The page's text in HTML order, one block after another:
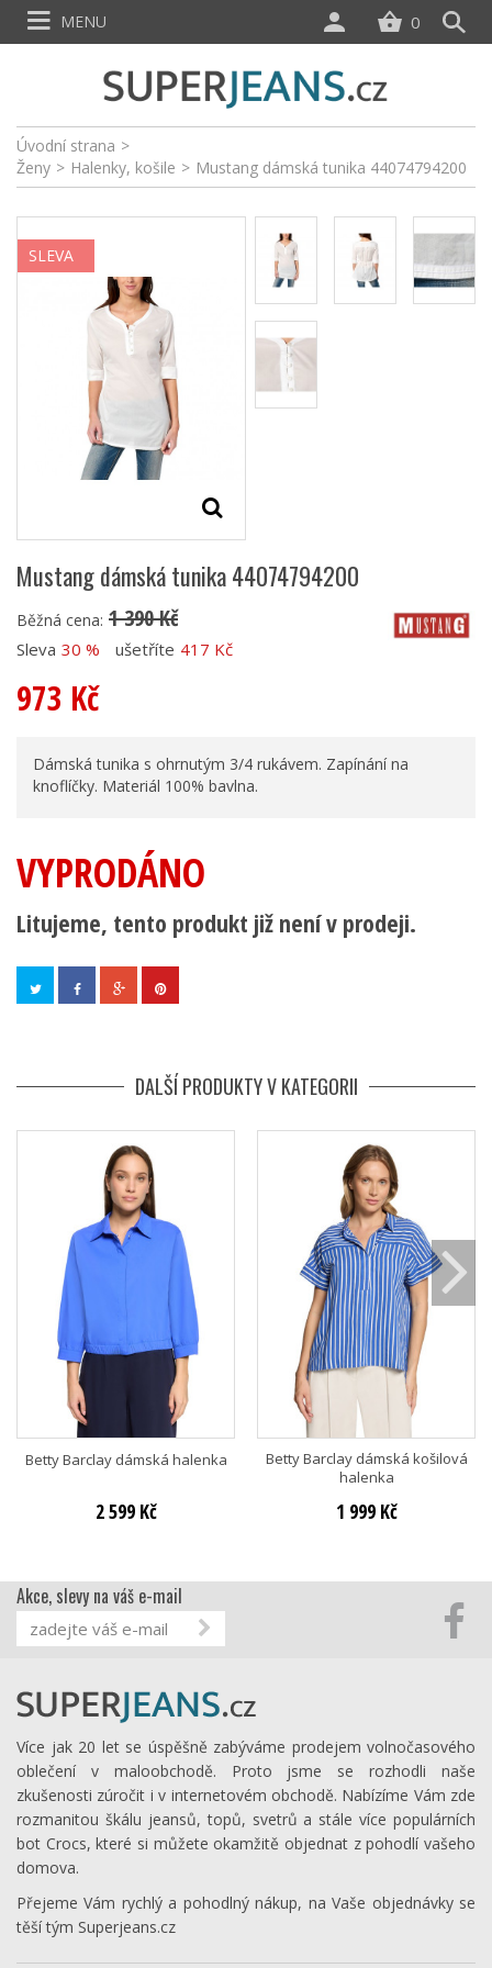
Úvodní strana >
Ženy > Halenky, košile > Mustang dámská tunika 44074794200
SLEVA
Mustang dámská tunika 44074794200
Běžná cena: 1 390 Kč
Sleva 30 % ušetříte 417 Kč
973 Kč
Dámská tunika s ohrnutým 3/4 rukávem. Zapínání na
knoflíčky. Materiál 100% bavlna.
VYPRODÁNO
Litujeme, tento produkt již není v prodeji.
DALŠÍ PRODUKTY V KATEGORII
Betty Barclay dámská halenka
2 599 Kč
Betty Barclay dámská košilová
halenka
1 999 Kč
0
MENU
Akce, slevy na váš e-mail
Více jak 20 let se úspěšně zabýváme prodejem volnočasového
oblečení v maloobchodě. Proto jsme se rozhodli naše
zkušenosti zúročit i v internetovém obchodě. Nabízíme Vám zde
rozmanitou škálu jeansů, topů, svetrů a stále více populárních
bot Crocs, které si můžete okamžitě objednat z pohodlí vašeho
domova.
Přejeme Vám rychlý a pohodlný nákup, na Vaše objednávky se
těší tým Superjeans.cz